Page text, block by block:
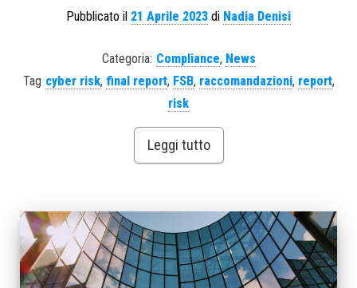
Pubblicato il 21 Aprile 2023 di Nadia Denisi
Categoria: Compliance, News
Tag cyber risk, final report, FSB, raccomandazioni, report,
risk
Leggi tutto